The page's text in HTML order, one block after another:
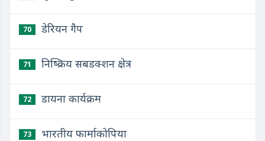
70 डेरियन गैप
71 निष्क्रिय सबडक्शन क्षेत्र
72 डायना कार्यक्रम
73 भारतीय फार्माकोपिया